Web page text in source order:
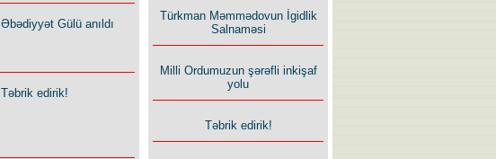
Əbədiyyət Gülü anıldı
Təbrik edirik!
Türkman Məmmədovun İgidlik
Salnaməsi
Milli Ordumuzun şərəfli inkişaf
yolu
Təbrik edirik!